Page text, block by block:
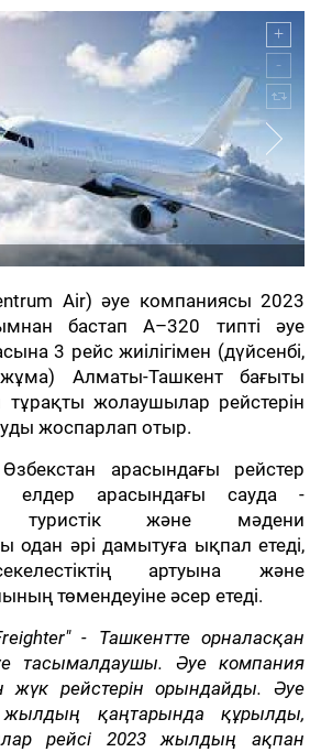
Air) әуе компаниясы 2023
бастап А–320 типті әуе
3 рейс жиілігімен (дүйсенбі,
Алматы-Ташкент бағыты
тұрақты жолаушылар рейстерін
жоспарлап отыр.
арасындағы рейстер
елдер арасындағы сауда -
туристік және мәдени
одан әрі дамытуға ықпал етеді,
артуына және
төмендеуіне әсер етеді.
- Ташкентте орналасқан
тасымалдаушы. Әуе компания
рейстерін орындайды. Әуе
қаңтарында құрылды,
рейсі 2023 жылдың ақпан